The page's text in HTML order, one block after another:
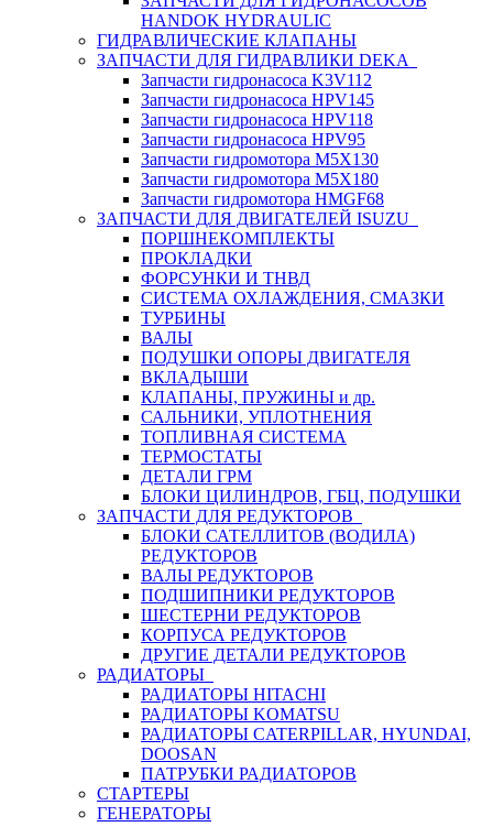
HANDOK HYDRAULIC
ГИДРАВЛИЧЕСКИЕ КЛАПАНЫ
ЗАПЧАСТИ ДЛЯ ГИДРАВЛИКИ DEKA
Запчасти гидронасоса K3V112
Запчасти гидронасоса HPV145
Запчасти гидронасоса HPV118
Запчасти гидронасоса HPV95
Запчасти гидромотора M5X130
Запчасти гидромотора M5X180
Запчасти гидромотора HMGF68
ЗАПЧАСТИ ДЛЯ ДВИГАТЕЛЕЙ ISUZU
ПОРШНЕКОМПЛЕКТЫ
ПРОКЛАДКИ
ФОРСУНКИ И ТНВД
СИСТЕМА ОХЛАЖДЕНИЯ, СМАЗКИ
ТУРБИНЫ
ВАЛЫ
ПОДУШКИ ОПОРЫ ДВИГАТЕЛЯ
ВКЛАДЫШИ
КЛАПАНЫ, ПРУЖИНЫ и др.
САЛЬНИКИ, УПЛОТНЕНИЯ
ТОПЛИВНАЯ СИСТЕМА
ТЕРМОСТАТЫ
ДЕТАЛИ ГРМ
БЛОКИ ЦИЛИНДРОВ, ГБЦ, ПОДУШКИ
ЗАПЧАСТИ ДЛЯ РЕДУКТОРОВ
БЛОКИ САТЕЛЛИТОВ (ВОДИЛА)
РЕДУКТОРОВ
ВАЛЫ РЕДУКТОРОВ
ПОДШИПНИКИ РЕДУКТОРОВ
ШЕСТЕРНИ РЕДУКТОРОВ
КОРПУСА РЕДУКТОРОВ
ДРУГИЕ ДЕТАЛИ РЕДУКТОРОВ
РАДИАТОРЫ
РАДИАТОРЫ HITACHI
РАДИАТОРЫ KOMATSU
РАДИАТОРЫ CATERPILLAR, HYUNDAI,
DOOSAN
ПАТРУБКИ РАДИАТОРОВ
СТАРТЕРЫ
ГЕНЕРАТОРЫ